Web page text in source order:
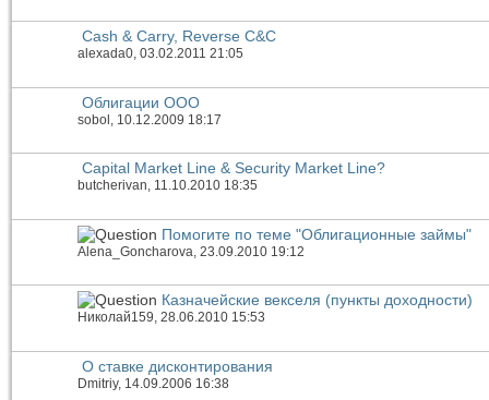
Cash & Carry, Reverse C&C
alexada0, 03.02.2011 21:05
Облигации ООО
sobol, 10.12.2009 18:17
Capital Market Line & Security Market Line?
butcherivan, 11.10.2010 18:35
Помогите по теме "Облигационные займы"
Alena_Goncharova , 23.09.2010 19:12
Казначейские векселя (пункты доходности)
Николай159, 28.06.2010 15:53
О ставке дисконтирования
Dmitriy, 14.09.2006 16:38